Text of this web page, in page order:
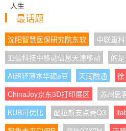
人生
最话题
沈阳智慧医保研究院东软 中联重科
亚信科技中移动信息天津移动
的是
AI超轻薄本华硕a豆
天润融通
ChinaJoy京东3D打印展区
苏州思
KUB可优比
图拉斯支点壳Q3